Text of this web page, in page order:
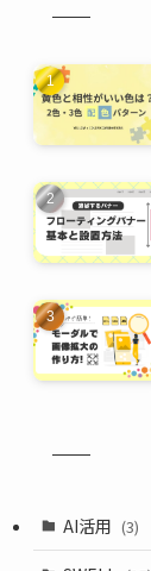
AI活用 (3)